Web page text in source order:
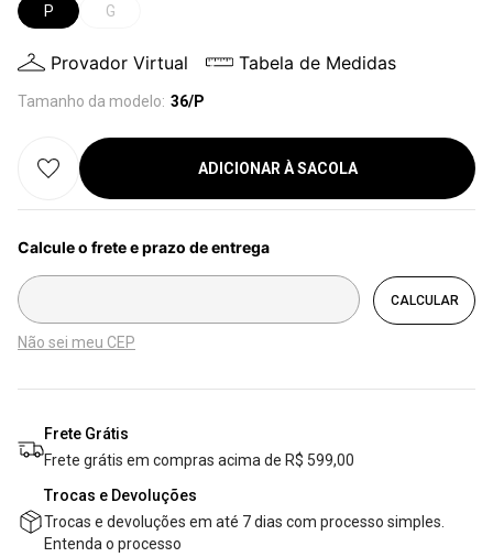
P
G
Provador Virtual Tabela de Medidas
Tamanho da modelo: 36/P
ADICIONAR À SACOLA
Não sei meu CEP
Frete Grátis
Frete grátis em compras acima de R$ 599,00
Trocas e Devoluções
Trocas e devoluções em até 7 dias com processo simples.
Entenda o processo